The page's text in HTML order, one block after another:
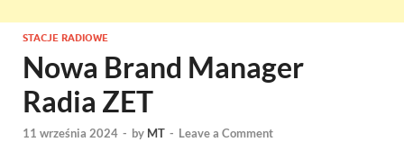
STACJE RADIOWE
Nowa Brand Manager
Radia ZET
11 września 2024 - by MT - Leave a Comment